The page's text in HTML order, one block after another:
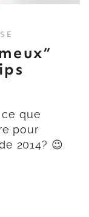
ce que
pour
2014? 😉